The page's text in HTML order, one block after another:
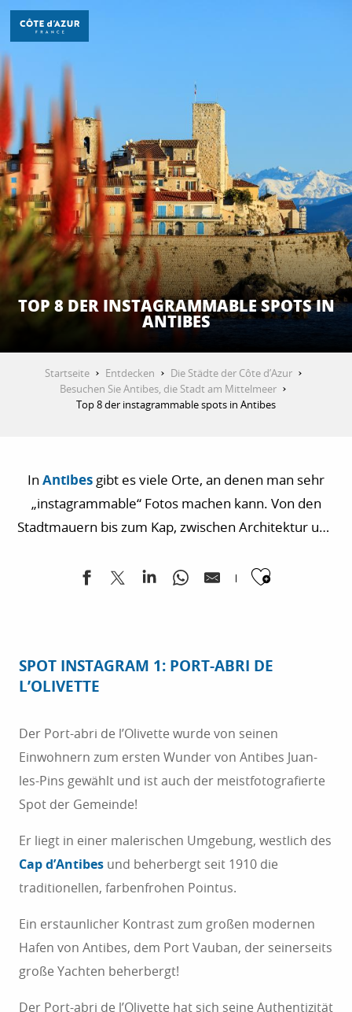
Aller
contenu
principalENTDECKEN
ZU TUN
AUFENTHALT
TOP 8 DER INSTAGRAMMABLE SPOTS IN
ANTIBES
Startseite Entdecken
Die Städte der Côte d’Azur
Besuchen Sie Antibes, die Stadt am Mittelmeer
Top 8 der instagrammable spots in Antibes
In Antibes gibt es viele Orte, an denen man sehr
„instagrammable“ Fotos machen kann. Von den
Stadtmauern bis zum Kap, zwischen Architektur und
Schnappschüsse:
SPOT INSTAGRAM 1: PORT-ABRI DE
L’OLIVETTE
Der Port-abri de l’Olivette wurde von seinen
Einwohnern zum ersten Wunder von Antibes Juan-
les-Pins gewählt und ist auch der meistfotografierte
Spot der Gemeinde!
Er liegt in einer malerischen Umgebung, westlich des
Cap d’Antibes und beherbergt seit 1910 die
traditionellen, farbenfrohen Pointus.
Ein erstaunlicher Kontrast zum großen modernen
Hafen von Antibes, dem Port Vauban, der seinerseits
große Yachten beherbergt!
Der Port-abri de l’Olivette hat sich seine Authentizität